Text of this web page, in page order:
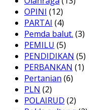
OPINI (12)
PARTAI (4)
Pemda balut. (3)
PEMILU (5)
PENDIDIKAN (5)
PERBANKAN (1)
Pertanian (6)
PLN (2)
POLAIRUD (2)